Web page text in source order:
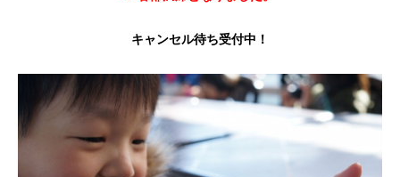
キャンセル待ち受付中！